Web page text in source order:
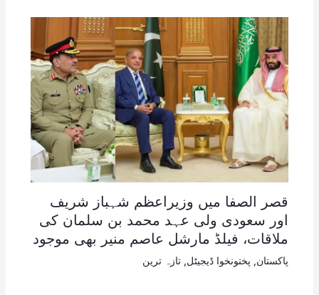
قصر الصفا میں وزیراعظم شہباز شریف
اور سعودی ولی عہد محمد بن سلمان کی
ملاقات، فیلڈ مارشل عاصم منیر بھی موجود
پاکستان پختونخوا ڈیجیٹل تازہ ترین